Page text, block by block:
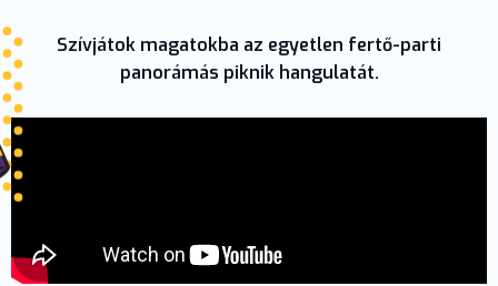
Szívjátok magatokba az egyetlen fertő-parti
panorámás piknik hangulatát.